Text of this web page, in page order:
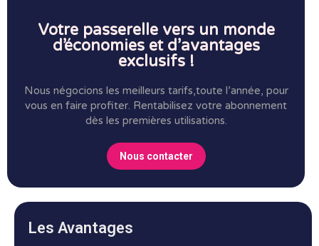
Votre passerelle vers un monde
d’économies et d’avantages
exclusifs !
Nous négocions les meilleurs tarifs,toute l’année, pour
vous en faire profiter. Rentabilisez votre abonnement
dès les premières utilisations.
Nous contacter
Les Avantages